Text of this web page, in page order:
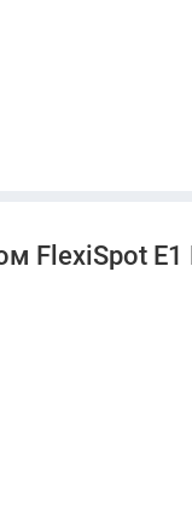
FlexiSpot E1